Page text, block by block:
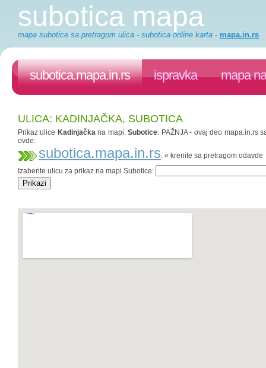
subotica mapa
mapa subotice sa pretragom ulica - subotica online karta - mapa.in.rs
subotica.mapa.in.rs ispravka mapa
ULICA: KADINJAČKA, SUBOTICA
Prikaz ulice Kadinjačkana mapi.Subotice. PAŽNJA - ovaj deo mapa.in.rs
ovde:
subotica.mapa.in.rs. « krenite sa pretragom odavde
Izaberite ulicu za prikaz na mapi Subotice: